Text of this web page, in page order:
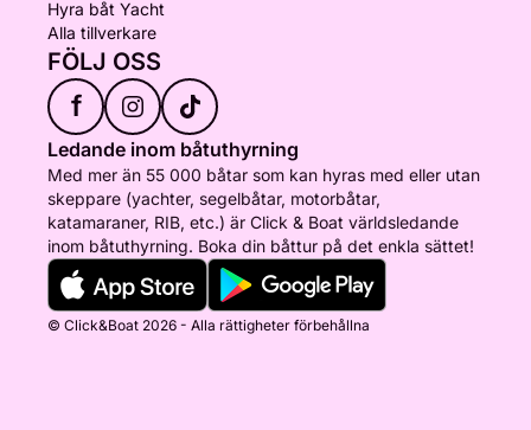
Hyra båt Yacht
Alla tillverkare
FÖLJ OSS
f
Ledande inom båtuthyrning
Med mer än 55 000 båtar som kan hyras med eller utan
skeppare (yachter, segelbåtar, motorbåtar,
katamaraner, RIB, etc.) är Click & Boat världsledande
inom båtuthyrning. Boka din båttur på det enkla sättet!
© Click&Boat 2026 - Alla rättigheter förbehållna